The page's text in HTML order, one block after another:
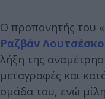
Ο προπονητής του
Ραζβάν
λήξη της
μεταγραφές και
ομάδα του, ενώ